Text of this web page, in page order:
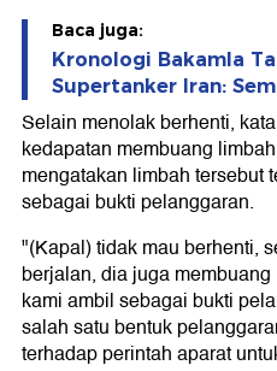
Baca juga:
Kronologi Bakamla
Supertanker Iran:
Selain menolak berhenti,
kedapatan membuang
mengatakan limbah tersebut
sebagai bukti pelanggaran.
"(Kapal) tidak mau berhenti,
berjalan, dia juga
kami ambil sebagai bukti
salah satu bentuk
terhadap perintah aparat